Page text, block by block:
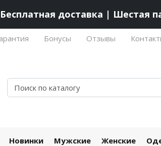
Бесплатная доставка | Шестая
Бонусы Отзывы
Новинки Мужские Женские